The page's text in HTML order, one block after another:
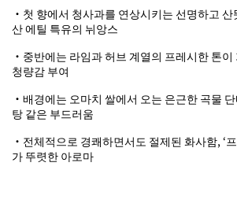
・첫 향에서 청사과를 연상시키는 선명하고
산 에틸 특유의 뉘앙스
・중반에는 라임과 허브 계열의 프레시한 톤
청량감 부여
・배경에는 오마치 쌀에서 오는 은근한 곡물
탕 같은 부드러움
・전체적으로 경쾌하면서도 절제된 화사함, ‘
가 뚜렷한 아로마